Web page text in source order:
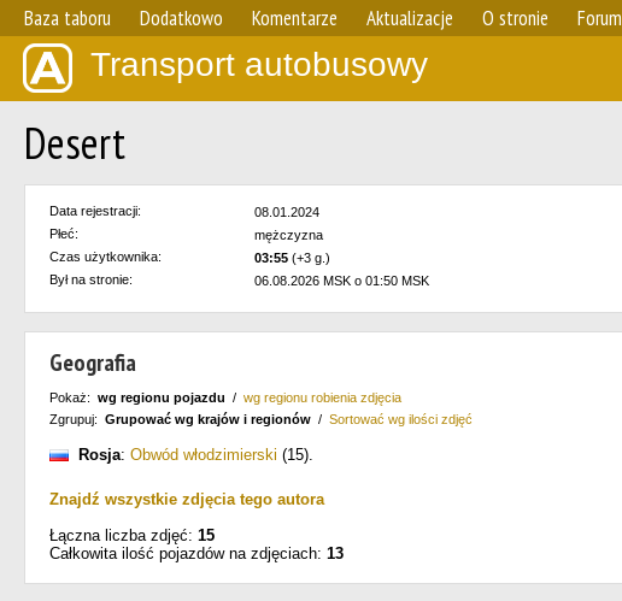
Baza taboru Dodatkowo Komentarze Aktualizacje O stronie Forum
Transport autobusowy
Desert
Data rejestracji:
08.01.2024
Płeć:
mężczyzna
Czas użytkownika:
03:55 (+3 g.)
Był na stronie:
06.08.2026 MSK o 01:50 MSK
Geografia
Pokaż: wg regionu pojazdu / wg regionu robienia zdjęcia
Zgrupuj: Grupować wg krajów i regionów / Sortować wg ilości zdjęć
Rosja: Obwód włodzimierski (15).
Znajdź wszystkie zdjęcia tego autora
Łączna liczba zdjęć: 15
Całkowita ilość pojazdów na zdjęciach: 13